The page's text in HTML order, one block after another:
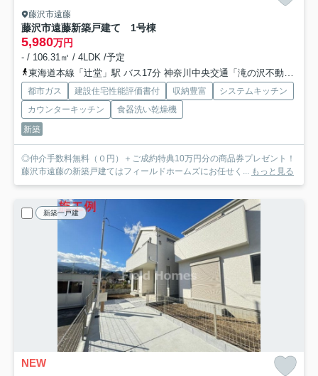
藤沢市遠藤
藤沢市遠藤新築戸建て 1号棟
5,980万円
- / 106.31㎡ / 4LDK /予定
東海道本線「辻堂」駅 バス17分 神奈川中央交通「滝の沢不動前」 停歩5分
都市ガス 建設住宅性能評価書付 収納豊富
システムキッチン
カウンターキッチン
食器洗い乾燥機
新築
◎仲介手数料無料（０円）＋ご成約特典10万円分の商品券プレゼント！
藤沢市遠藤の新築戸建てはフィールドホームズにお任せく... もっと見る
新築一戸建
NEW